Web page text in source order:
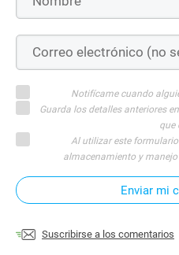
Notifícame cuando
Guarda los detalles anteriores
que
Al utilizar este
almacenamiento y
Enviar mi
Suscribirse a los comentarios